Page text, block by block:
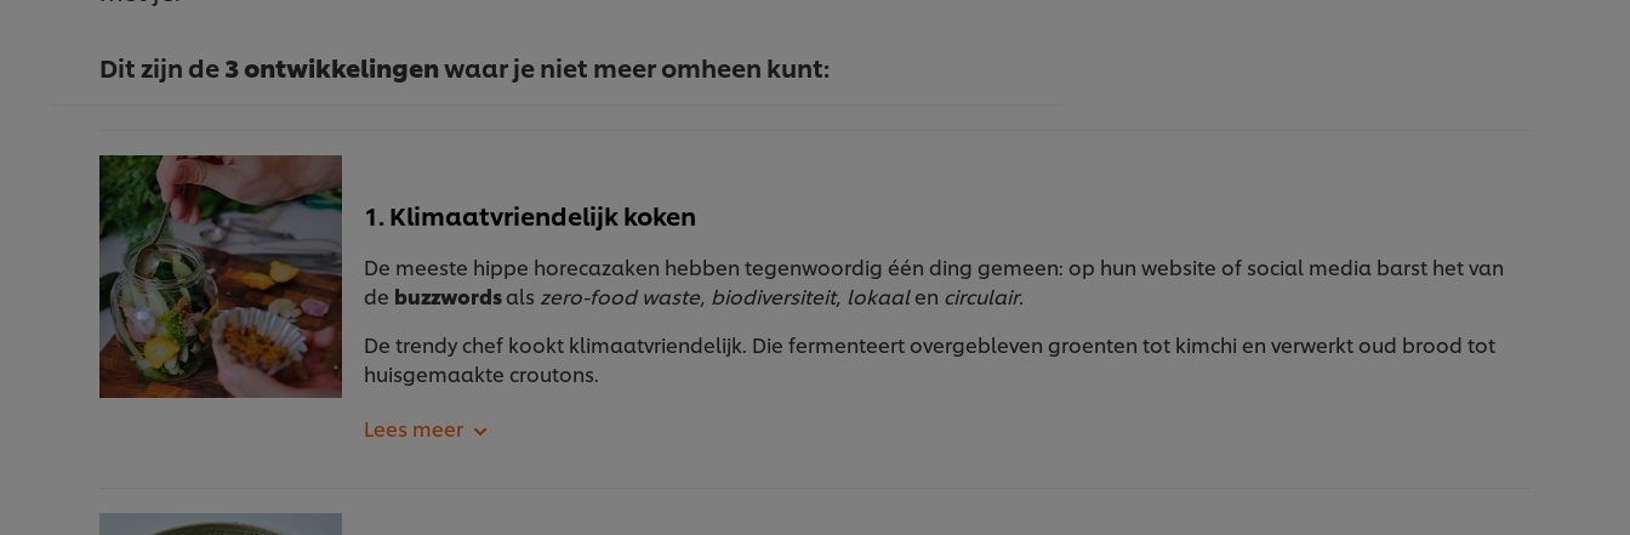
Dit zijn de3 ontwikkelingenwaar je niet meer omheen kunt:
1. Klimaatvriendelijk koken
De meeste hippe horecazaken hebben tegenwoordig één ding gemeen: op hun website of social media barst het van
de buzzwordsals zero-food waste, biodiversiteit, lokaalen circulair.
De trendy chef kookt klimaatvriendelijk. Die fermenteert overgebleven groenten tot kimchi en verwerkt oud brood tot
huisgemaakte croutons.